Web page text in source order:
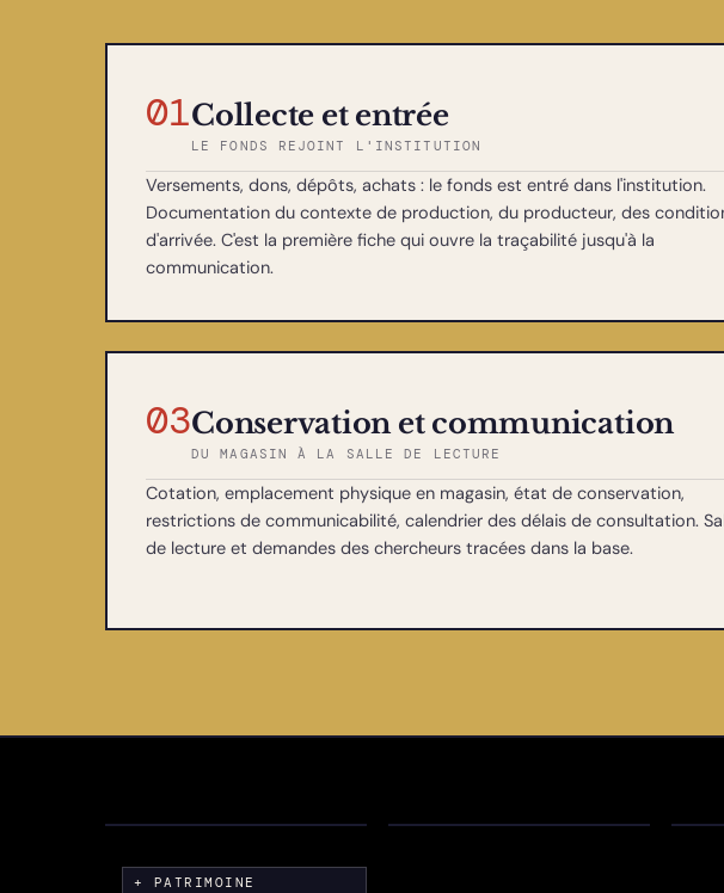
01Collecte et entrée
LE FONDS REJOINT L'INSTITUTION
Versements, dons, dépôts, achats : le fonds est entré dans l'institution.
Documentation du contexte de production, du producteur, des
d'arrivée. C'est la première fiche qui ouvre la traçabilité jusqu'à la
communication.
03Conservation et communication
DU MAGASIN À LA SALLE DE LECTURE
Cotation, emplacement physique en magasin, état de conservation,
restrictions de communicabilité, calendrier des délais de consultation.
de lecture et demandes des chercheurs tracées dans la base.
+ PATRIMOINE